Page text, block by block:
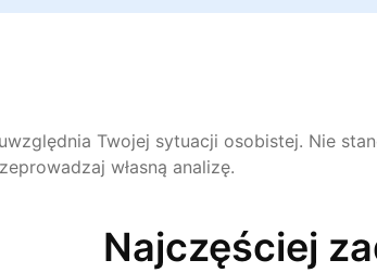
Twojej sytuacji osobistej. Nie
własną analizę.
Najczęściej